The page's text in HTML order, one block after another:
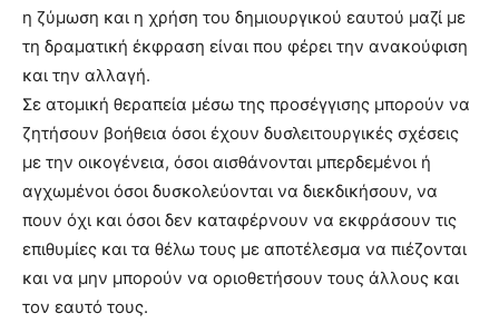
η ζύμωση και η χρήση του δημιουργικού εαυτού μαζί με
τη δραματική έκφραση είναι που φέρει την ανακούφιση
και την αλλαγή.
Σε ατομική θεραπεία μέσω της προσέγγισης μπορούν να
ζητήσουν βοήθεια όσοι έχουν δυσλειτουργικές σχέσεις
με την οικογένεια, όσοι αισθάνονται μπερδεμένοι ή
αγχωμένοι όσοι δυσκολεύονται να διεκδικήσουν, να
πουν όχι και όσοι δεν καταφέρνουν να εκφράσουν τις
επιθυμίες και τα θέλω τους με αποτέλεσμα να πιέζονται
και να μην μπορούν να οριοθετήσουν τους άλλους και
τον εαυτό τους.